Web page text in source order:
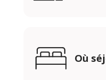
Où